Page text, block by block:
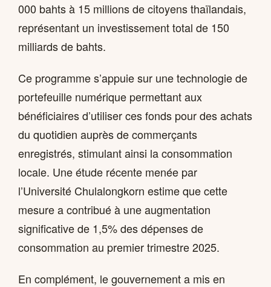
000 bahts à 15 millions de citoyens thaïlandais,
représentant un investissement total de 150
milliards de bahts.
Ce programme s’appuie sur une technologie de
portefeuille numérique permettant aux
bénéficiaires d’utiliser ces fonds pour des achats
du quotidien auprès de commerçants
enregistrés, stimulant ainsi la consommation
locale. Une étude récente menée par
l’Université Chulalongkorn estime que cette
mesure a contribué à une augmentation
significative de 1,5% des dépenses de
consommation au premier trimestre 2025.
En complément, le gouvernement a mis en